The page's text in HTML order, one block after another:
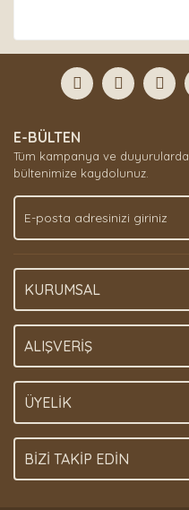
E-BÜLTEN
Tüm kampanya ve
bültenimize kaydolunuz.
KURUMSAL
ALIŞVERİŞ
ÜYELİK
BİZİ TAKİP EDİN